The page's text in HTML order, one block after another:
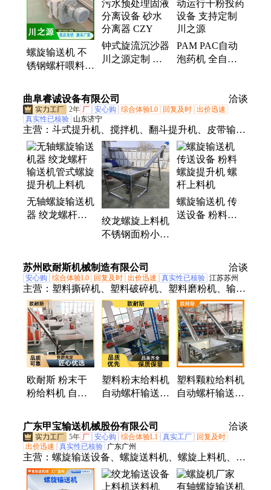
栅、格栅除污机、内进流网板式格栅机、钢丝绳格栅
除污机、转鼓式格栅机、阶梯式格栅除污机、外进水
微滤机、内进水微滤机、滚筒式微滤机、纤维转盘过
滤器、滤布滤池、转鼓精密过滤器、旋流沉沙器
螺旋输送机 不
锈钢螺杆喂料机
料机 输送设备
钟式旋流沉沙器
川之源定制 污
离器 CZY
PAM PAC自动
泡药机 全自动
曲阜睿诚设备有限公司 洽谈
2年 厂 安心购 综合体验L0 回复及时 出价迅速
真实性已核验 山东济宁
主营： 斗式提升机、搅拌机、翻斗提升机、皮带输送
机、链板输送机、螺旋输送机、绞龙提升机、扒料机
无轴螺旋输送机
器 绞龙螺杆输
绞龙螺旋上料机
不锈钢面粉小麦
螺杆输送机
螺旋输送机 传
送设备 粉料螺
苏州欧耐斯机械制造有限公司 洽谈
安心购 综合体验L0 回复及时 出价迅速 真实性已核验 江苏苏州
主营： 塑料撕碎机、塑料破碎机、塑料磨粉机、输送
机、单轴撕碎机、双轴撕碎机、PVC磨粉机、PE磨粉
机
欧耐斯 粉末干
粉给料机 自动
ONS-2000
塑料粉末给料机
自动螺杆输送机
斯
塑料颗粒给料机
自动螺杆输送机
广东甲宝输送机械股份有限公司 洽谈
5年 厂 安心购 综合体验L1 真实工厂
回复及时
出价迅速
真实性已核验 广东广州
主营： 螺旋输送设备、螺旋送料机、螺旋上料机、螺
旋输送机、工业螺旋输送机、双轴螺旋输送机、加热
螺旋输送机、无轴螺旋输送机、冷却输送机、水冷螺